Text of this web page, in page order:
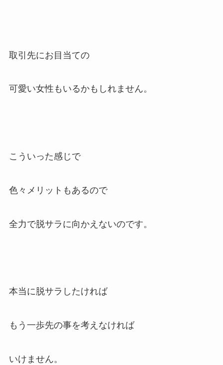
取引先にお目当ての
可愛い女性もいるかもしれません。
こういった感じで
色々メリットもあるので
全力で脱サラに向かえないのです。
本当に脱サラしたければ
もう一歩先の事を考えなければ
いけません。